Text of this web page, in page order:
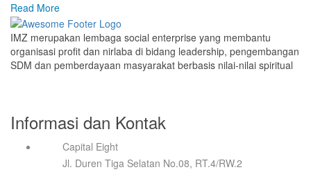
Read More
IMZ merupakan lembaga social enterprise yang membantu
organisasi profit dan nirlaba di bidang leadership, pengembangan
SDM dan pemberdayaan masyarakat berbasis nilai-nilai spiritual
Informasi dan Kontak
Capital Eight
Jl. Duren Tiga Selatan No.08, RT.4/RW.2